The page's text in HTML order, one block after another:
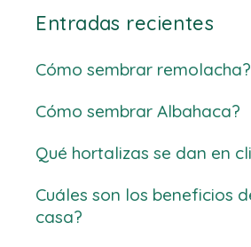
Entradas recientes
Cómo sembrar remolacha?
Cómo sembrar Albahaca?
Qué hortalizas se dan en
Cuáles son los beneficios
casa?